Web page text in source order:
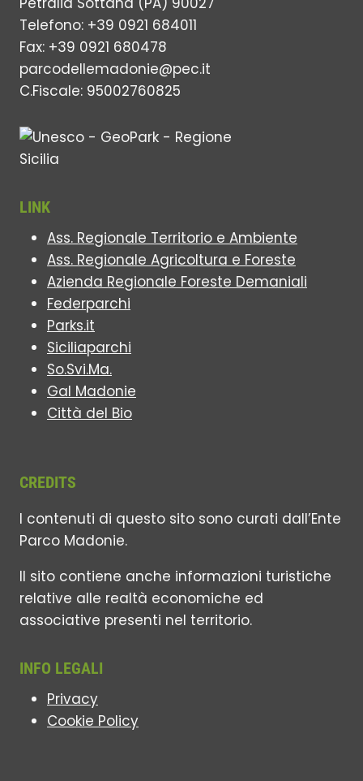
Telefono: +39 0921 684011
Fax: +39 0921 680478
parcodellemadonie@pec.it
C.Fiscale: 95002760825
LINK
Ass. Regionale Territorio e Ambiente
Ass. Regionale Agricoltura e Foreste
Azienda Regionale Foreste Demaniali
Federparchi
Parks.it
Siciliaparchi
So.Svi.Ma.
Gal Madonie
Città del Bio
CREDITS
I contenuti di questo sito sono curati dall’Ente
Parco Madonie.
Il sito contiene anche informazioni turistiche
relative alle realtà economiche ed
associative presenti nel territorio.
INFO LEGALI
Privacy
Cookie Policy